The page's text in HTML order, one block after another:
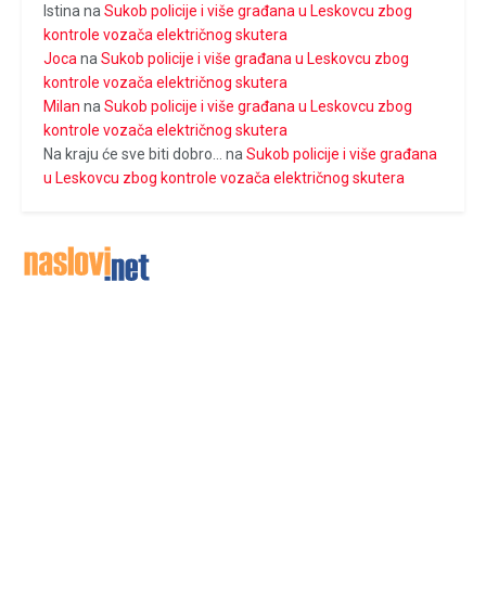
Istina na Sukob policije i više građana u Leskovcu zbog
kontrole vozača električnog skutera
Joca na Sukob policije i više građana u Leskovcu zbog
kontrole vozača električnog skutera
Milan na Sukob policije i više građana u Leskovcu zbog
kontrole vozača električnog skutera
Na kraju će sve biti dobro...
na Sukob policije i više građana
u Leskovcu zbog kontrole vozača električnog skutera